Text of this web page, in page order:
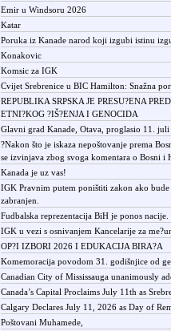
Emir u Windsoru 2026
Katar
Poruka iz Kanade narod koji izgubi istinu
Konakovic
Komsic za IGK
Cvijet Srebrenice u BIC Hamilton: Snažna
REPUBLIKA SRPSKA JE PRESU?ENA
ETNI?KOG ?IŠ?ENJA I GENOCIDA
Glavni grad Kanade, Otava, proglasio 11.
?Nakon što je iskaza nepoštovanje prema
se izvinjava zbog svoga komentara o Bosni i
Kanada je uz vas!
IGK Pravnim putem poništiti zakon ako
zabranjen.
Fudbalska reprezentacija BiH je ponos
IGK u vezi s osnivanjem Kancelarije za
OP?I IZBORI 2026 I EDUKACIJA BIRA?A
Komemoracija povodom 31. godišnjice od
Canadian City of Mississauga unanimously
Canada’s Capital Proclaims July 11th as
Calgary Declares July 11, 2026 as Day of
Poštovani Muhamede,